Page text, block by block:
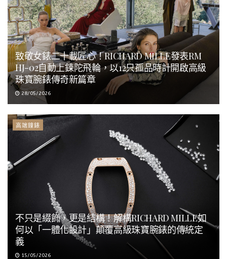
致敬女錶二十載匠心！RICHARD MILLE發表RM
HJ-02自動上鍊陀飛輪，以12只孤品時計開啟高級
珠寶腕錶傳奇新篇章
28/05/2026
高端鐘錶
不只是綴飾，更是結構！解構RICHARD MILLE如
何以「一體化設計」顛覆高級珠寶腕錶的傳統定
義
15/05/2026